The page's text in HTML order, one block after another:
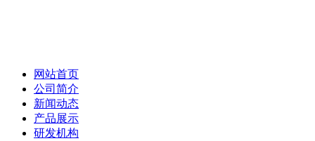
网站首页
公司简介
新闻动态
产品展示
研发机构